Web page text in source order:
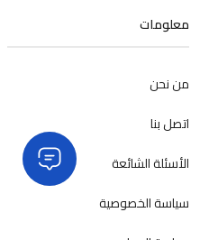
معلومات
من نحن
اتصل بنا
الأسئلة الشائعة
سياسة الخصوصية